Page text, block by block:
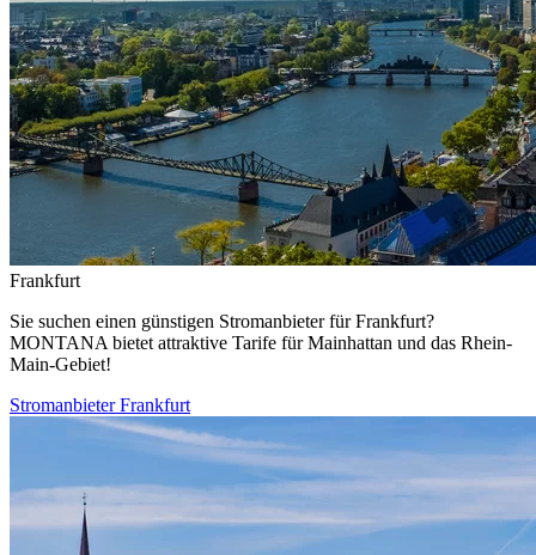
Frankfurt
Sie suchen einen günstigen Stromanbieter für Frankfurt?
MONTANA bietet attraktive Tarife für Mainhattan und das Rhein-
Main-Gebiet!
Stromanbieter Frankfurt